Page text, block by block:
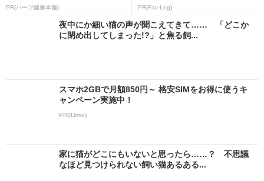
PR(ハーブ健康本舗) PR(Fav-Log)
夜中にか細い猫の声が聞こえてきて…… 「どこか
に閉め出してしまった!?」と焦る飼...
スマホ2GBで月額850円～ 格安SIMをお得に使うキ
ャンペーン実施中！
PR(IIJmio)
家に猫がどこにもいないと思ったら……？ 不思議
なほど見つけられない飼い猫あるある...